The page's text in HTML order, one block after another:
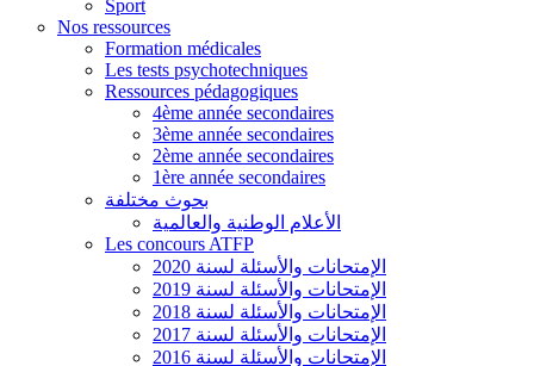
Sport
Nos ressources
Formation médicales
Les tests psychotechniques
Ressources pédagogiques
4ème année secondaires
3ème année secondaires
2ème année secondaires
1ère année secondaires
بحوث مختلفة
الأعلام الوطنية والعالمية
Les concours ATFP
الإمتحانات والأسئلة لسنة 2020
الإمتحانات والأسئلة لسنة 2019
الإمتحانات والأسئلة لسنة 2018
الإمتحانات والأسئلة لسنة 2017
الإمتحانات والأسئلة لسنة 2016